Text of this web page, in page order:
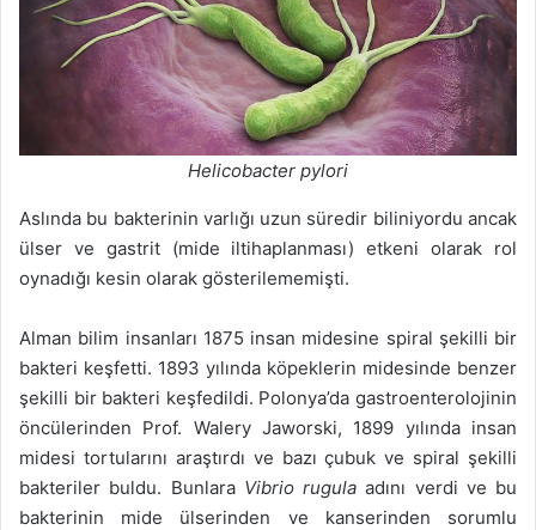
Helicobacter pylori
Aslında bu bakterinin varlığı uzun süredir biliniyordu ancak
ülser ve gastrit (mide iltihaplanması) etkeni olarak rol
oynadığı kesin olarak gösterilememişti.
Alman bilim insanları 1875 insan midesine spiral şekilli bir
bakteri keşfetti. 1893 yılında köpeklerin midesinde benzer
şekilli bir bakteri keşfedildi. Polonya’da gastroenterolojinin
öncülerinden Prof. Walery Jaworski, 1899 yılında insan
midesi tortularını araştırdı ve bazı çubuk ve spiral şekilli
bakteriler buldu. Bunlara Vibrio rugula adını verdi ve bu
bakterinin mide ülserinden ve kanserinden sorumlu